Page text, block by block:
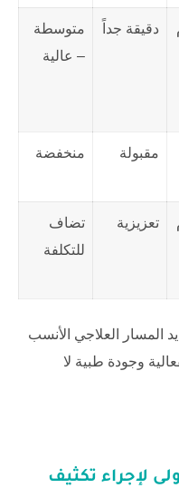
دقيقة جداً
متوسطة
– عالية
مقبولة منخفضة
تعزيزية
تضاف
للتكلفة
المسار العلاجي الأنسب
وجودة طبية لا
لإجراء تكثيف